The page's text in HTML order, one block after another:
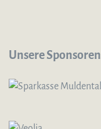
Unsere Sponsoren